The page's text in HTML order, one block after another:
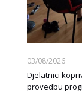
03/08/2026
Djelatnici
provedbu